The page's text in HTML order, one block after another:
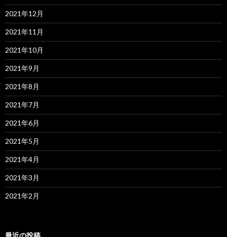
2021年12月
2021年11月
2021年10月
2021年9月
2021年8月
2021年7月
2021年6月
2021年5月
2021年4月
2021年3月
2021年2月
最近の投稿